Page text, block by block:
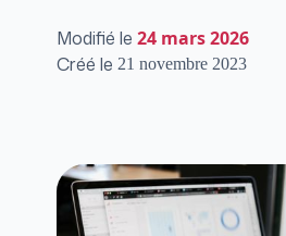
Modifié le 24 mars 2026
Créé le 21 novembre 2023